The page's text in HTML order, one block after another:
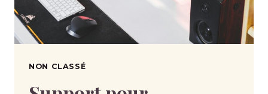
NON CLASSÉ